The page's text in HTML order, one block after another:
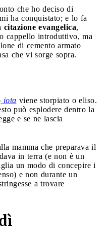
che ho deciso di
ha conquistato; e lo fa
citazione evangelica,
cappello introduttivo, ma
di cemento armato
che vi sorge sopra.
iota viene storpiato o eliso.
può esplodere dentro la
e se ne lascia
mamma che preparava il
in terra (e non è un
un modo di concepire i
e non durante un
a trovare